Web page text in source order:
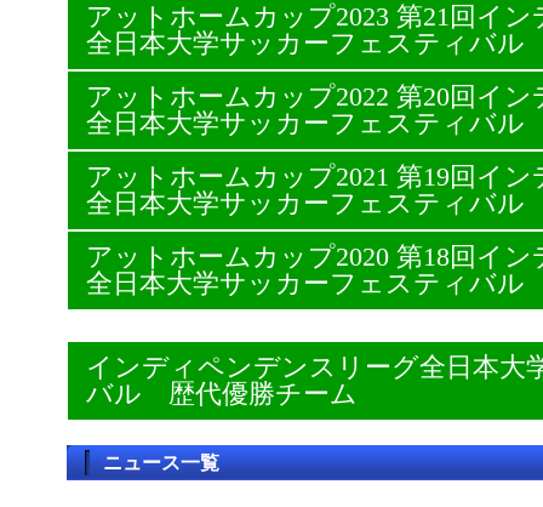
アットホームカップ2023 第21回イ
全日本大学サッカーフェスティバル
アットホームカップ2022 第20回イ
全日本大学サッカーフェスティバル
アットホームカップ2021 第19回イ
全日本大学サッカーフェスティバル
アットホームカップ2020 第18回イ
全日本大学サッカーフェスティバル
インディペンデンスリーグ全日本大
バル 歴代優勝チーム
ニュース一覧